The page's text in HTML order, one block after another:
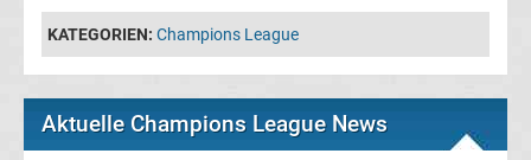
Fußballklubs
Champions
League
Alle
KATEGORIEN: Champions League
Aktuelle Champions League News